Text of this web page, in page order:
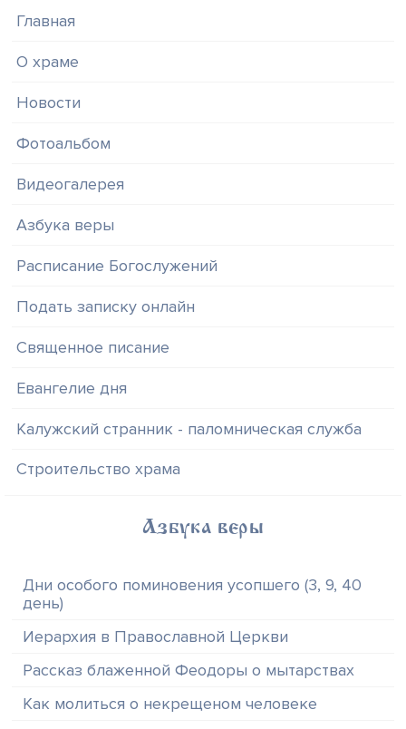
Главная
О храме
Новости
Фотоальбом
Видеогалерея
Азбука веры
Расписание Богослужений
Подать записку онлайн
Священное писание
Евангелие дня
Калужский странник - паломническая служба
Строительство храма
Азбука веры
Дни особого поминовения усопшего (3, 9, 40
день)
Иерархия в Православной Церкви
Рассказ блаженной Феодоры о мытарствах
Как молиться о некрещеном человеке